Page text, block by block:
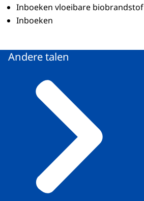
Inboeken vloeibare biobrandstof
Inboeken
Andere talen